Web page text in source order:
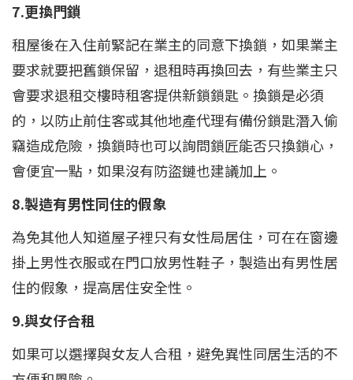
7.更換門鎖
租屋後在入住前緊記在業主的同意下換鎖，如果業主
要求就要把舊鎖保留，退租時再換回去，有些業主只
會要求退租交樓時租客提供新鎖鎖匙。換鎖是必須
的，以防止前住客或其他地產代理有備份鎖匙潛入偷
竊造成危險，換鎖時也可以詢問鎖匠能否只換鎖心，
會便宜一點，如果沒有防盜鏈也建議加上。
8.製造有男性同住的假象
為免其他人知道屋子裡只有女性局居住，可在在窗邊
掛上男性衣服或在門口放男性鞋子，製造出有男性居
住的假象，提高居住安全性。
9.與女仔合租
如果可以選擇與女友人合租，避免異性同居生活的不